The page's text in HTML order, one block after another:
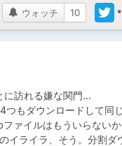
ウォッチ 10
に訪れる嫌な関門…
つもダウンロードして同
ァイルはもういらない
イライラ、そう。分割ダ